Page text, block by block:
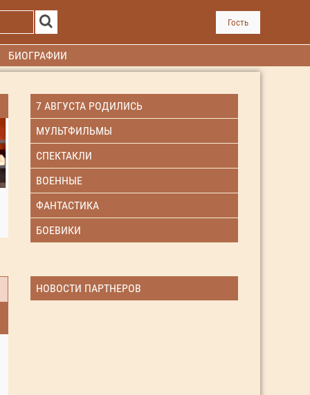
Гость
БИОГРАФИИ
7 АВГУСТА РОДИЛИСЬ
МУЛЬТФИЛЬМЫ
СПЕКТАКЛИ
ВОЕННЫЕ
ФАНТАСТИКА
БОЕВИКИ
НОВОСТИ ПАРТНЕРОВ